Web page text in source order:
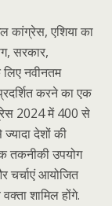
कांग्रेस, एशिया का
सरकार,
नवीनतम
करने का एक
2024 में 400 से
देशों की
तकनीकी उपयोग
चर्चाएं आयोजित
शामिल होंगे.